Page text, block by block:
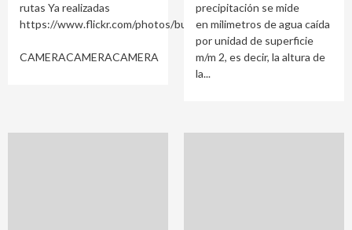
rutas Ya realizadas
https://www.flickr.com/photos/buhoperegrino/albums
CAMERACAMERACAMERA
precipitación se mide
en milimetros de agua caída
por unidad de superficie
m/m 2, es decir, la altura de
la...